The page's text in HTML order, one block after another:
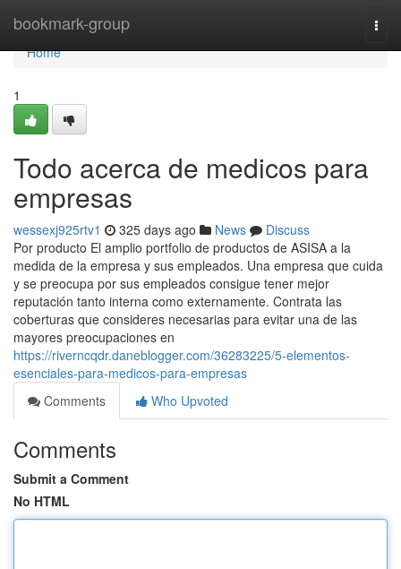
bookmark-group
Home
Home
1
Todo acerca de medicos para
empresas
wessexj925rtv1 325 days ago News
Discuss
Por producto El amplio portfolio de productos de ASISA a la
medida de la empresa y sus empleados. Una empresa que cuida
y se preocupa por sus empleados consigue tener mejor
reputación tanto interna como externamente. Contrata las
coberturas que consideres necesarias para evitar una de las
mayores preocupaciones en
https://riverncqdr.daneblogger.com/36283225/5-elementos-
esenciales-para-medicos-para-empresas
Comments
Who Upvoted
Comments
Submit a Comment
No HTML